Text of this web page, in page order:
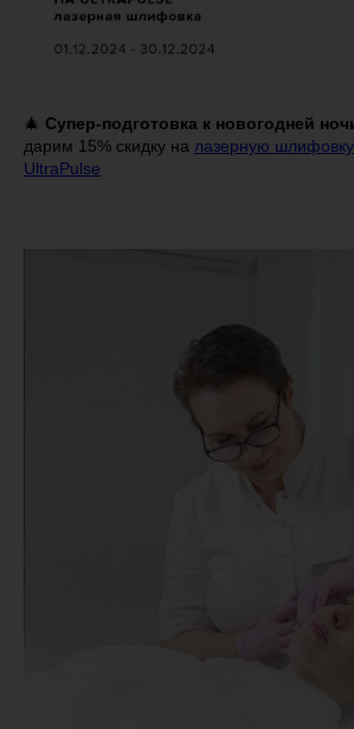
🎄 Супер-подготовка к новогодней
дарим 15% скидку на лазерную
UltraPulse